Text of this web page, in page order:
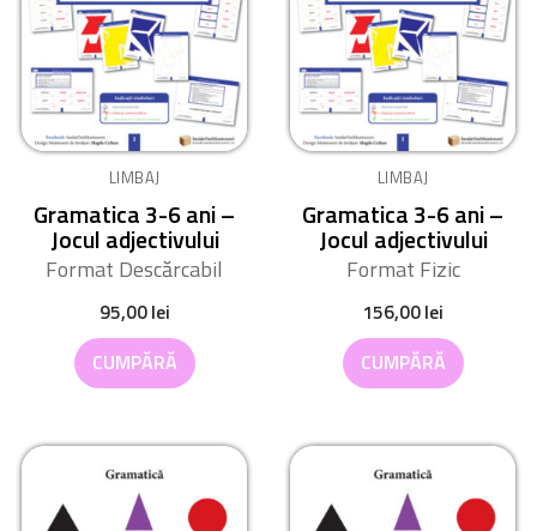
LIMBAJ
Gramatica 3-6 ani –
Jocul adjectivului
Format Descărcabil
95,00lei
CUMPĂRĂ
LIMBAJ
Gramatica 3-6 ani –
Jocul adjectivului
Format Fizic
156,00lei
CUMPĂRĂ